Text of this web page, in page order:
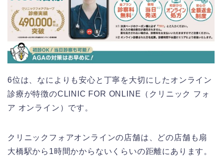
6位は、なによりも安心と丁寧を大切にしたオンライン
診療が特徴のCLINIC FOR ONLINE（クリニック フォ
ア オンライン）です。
クリニックフォアオンラインの店舗は、どの店舗も扇
大橋駅から1時間かからないくらいの距離にあります。